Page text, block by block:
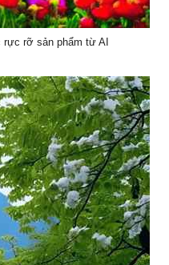
rực rỡ sản phẩm từ AI